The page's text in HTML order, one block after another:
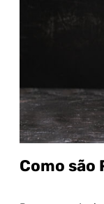
Como são